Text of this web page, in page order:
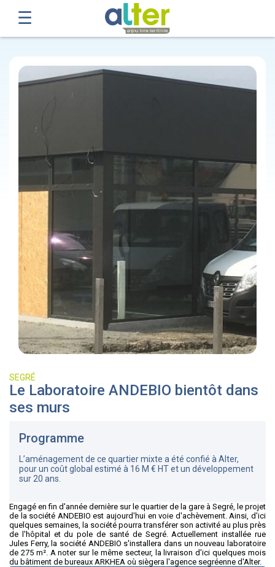
SEGRÉ
Le Laboratoire ANDEBIO bientôt dans
ses murs
Programme
L’aménagement de ce quartier mixte a été confié à Alter,
pour un coût global estimé à 16 M € HT et un développement
sur 20 ans.
Engagé en fin d'année dernière sur le quartier de la gare à Segré, le projet
de la société ANDEBIO est aujourd'hui en voie d'achèvement. Ainsi, d'ici
quelques semaines, la société pourra transférer son activité au plus près
de l'hôpital et du pole de santé de Segré. Actuellement installée rue
Jules Ferry, la société ANDEBIO s'installera dans un nouveau laboratoire
de 275 m². A noter sur le même secteur, la livraison d'ici quelques mois
du bâtiment de bureaux ARKHEA où siègera l'agence segréenne d'Alter.